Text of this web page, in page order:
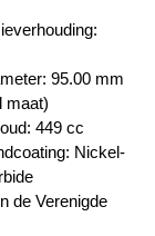
95.00 mm
maat)
449 cc
Nickel-
de Verenigde